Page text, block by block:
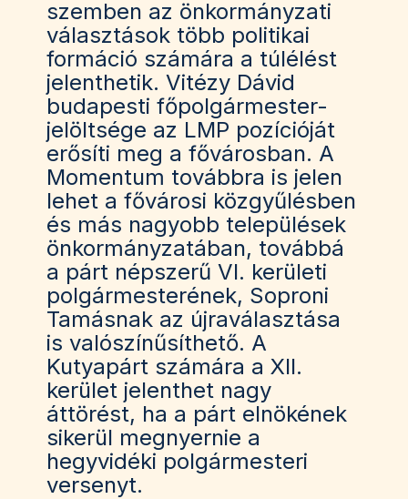
szemben az önkormányzati
választások több politikai
formáció számára a túlélést
jelenthetik. Vitézy Dávid
budapesti főpolgármester-
jelöltsége az LMP pozícióját
erősíti meg a fővárosban. A
Momentum továbbra is jelen
lehet a fővárosi közgyűlésben
és más nagyobb települések
önkormányzatában, továbbá
a párt népszerű VI. kerületi
polgármesterének, Soproni
Tamásnak az újraválasztása
is valószínűsíthető. A
Kutyapárt számára a XII.
kerület jelenthet nagy
áttörést, ha a párt elnökének
sikerül megnyernie a
hegyvidéki polgármesteri
versenyt.